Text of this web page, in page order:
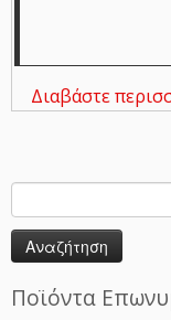
Διαβάστε
Αναζήτηση
για:
Ποϊόντα